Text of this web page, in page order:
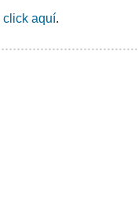
click aquí.